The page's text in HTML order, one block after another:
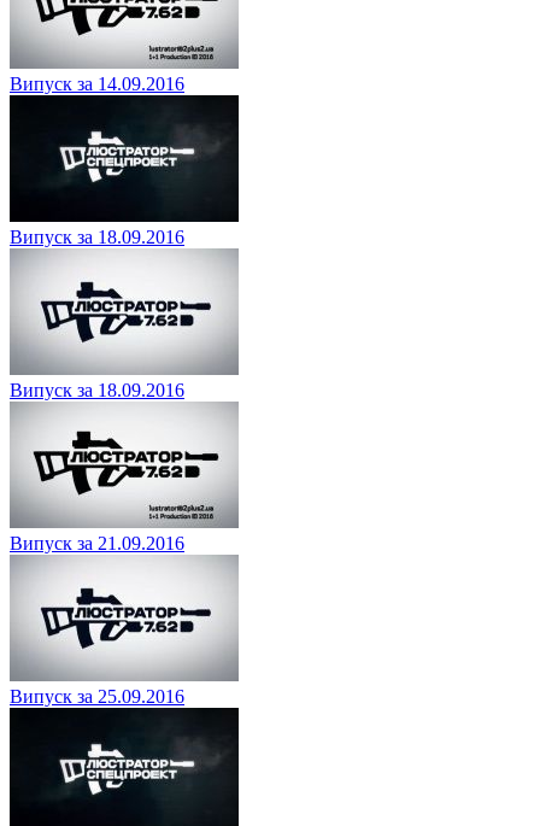
Випуск за 14.09.2016
Випуск за 18.09.2016
Випуск за 18.09.2016
Випуск за 21.09.2016
Випуск за 25.09.2016